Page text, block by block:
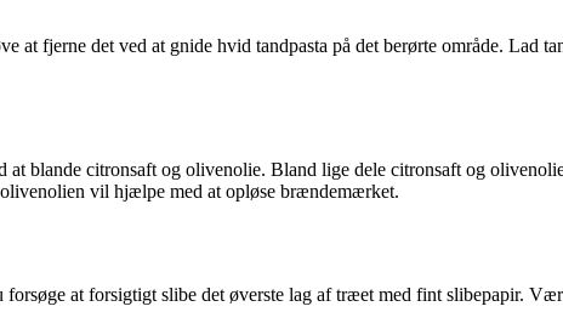
at fjerne det ved at gnide hvid tandpasta på det berørte område. Lad
blande citronsaft og olivenolie. Bland lige dele citronsaft og
vil hjælpe med at opløse brændemærket.
at forsigtigt slibe det øverste lag af træet med fint slibepapir.